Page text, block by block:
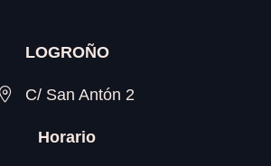
LOGROÑO
C/ San Antón 2
Horario